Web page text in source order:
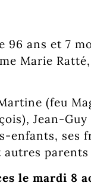
96 ans et 7
Marie
(feu
Jean-Guy
enfants, ses
parents
le mardi 8